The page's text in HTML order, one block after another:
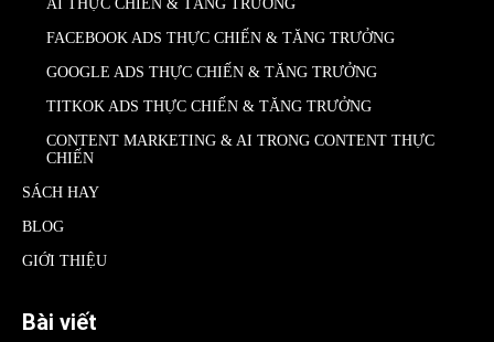
AI THỰC CHIẾN & TĂNG TRƯỞNG
FACEBOOK ADS THỰC CHIẾN & TĂNG TRƯỞNG
GOOGLE ADS THỰC CHIẾN & TĂNG TRƯỞNG
TITKOK ADS THỰC CHIẾN & TĂNG TRƯỞNG
CONTENT MARKETING & AI TRONG CONTENT THỰC
CHIẾN
SÁCH HAY
BLOG
GIỚI THIỆU
Bài viết